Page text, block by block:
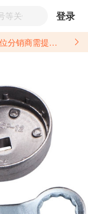
登录
中直接使用适配车型的年份、品牌和型号信息；请您仔细研究并熟悉所销售平台关于汽配产品上架销售的具体规则，如果因上架的汽配产品信息填写不符合所销售平台要求，产生违规/侵权等问题所造成的损失需您自行承担。